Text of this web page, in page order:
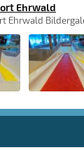
Ehrwald
Ehrwald